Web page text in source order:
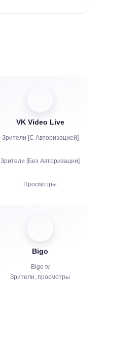
VK Video Live
Зрители [С Авторизацией]
Зрители [Без Авторизации]
Просмотры
Bigo
Bigo tv
Зрители, просмотры